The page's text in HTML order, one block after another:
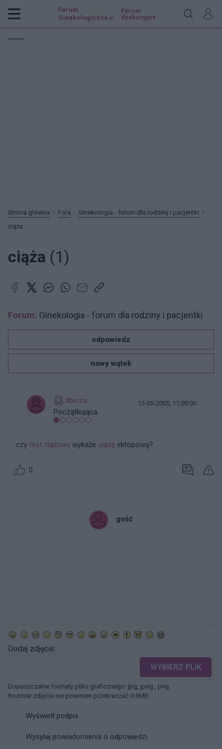
Forum
Ginekologiczne .pl
Forum
dyskusyjne
Reklama:
Strona główna Fora
Ginekologia - forum dla rodziny i pacjentki
ciąża
ciąża (1)
Forum: Ginekologia - forum dla rodziny i pacjentki
odpowiedz
nowy wątek
fibioza
Początkująca
12-05-2005, 11:09:00
czy test ciążowy wykaże ciążę ektopową?
0
gość
Dodaj zdjęcie:
WYBIERZ PLIK
Dopuszczalne formaty pliku graficznego: jpg, jpeg , png.
Rozmiar zdjęcia nie powinien przekraczać 0.6MB.
Wyświetl podpis
Wysyłaj powiadomienia o odpowiedzi